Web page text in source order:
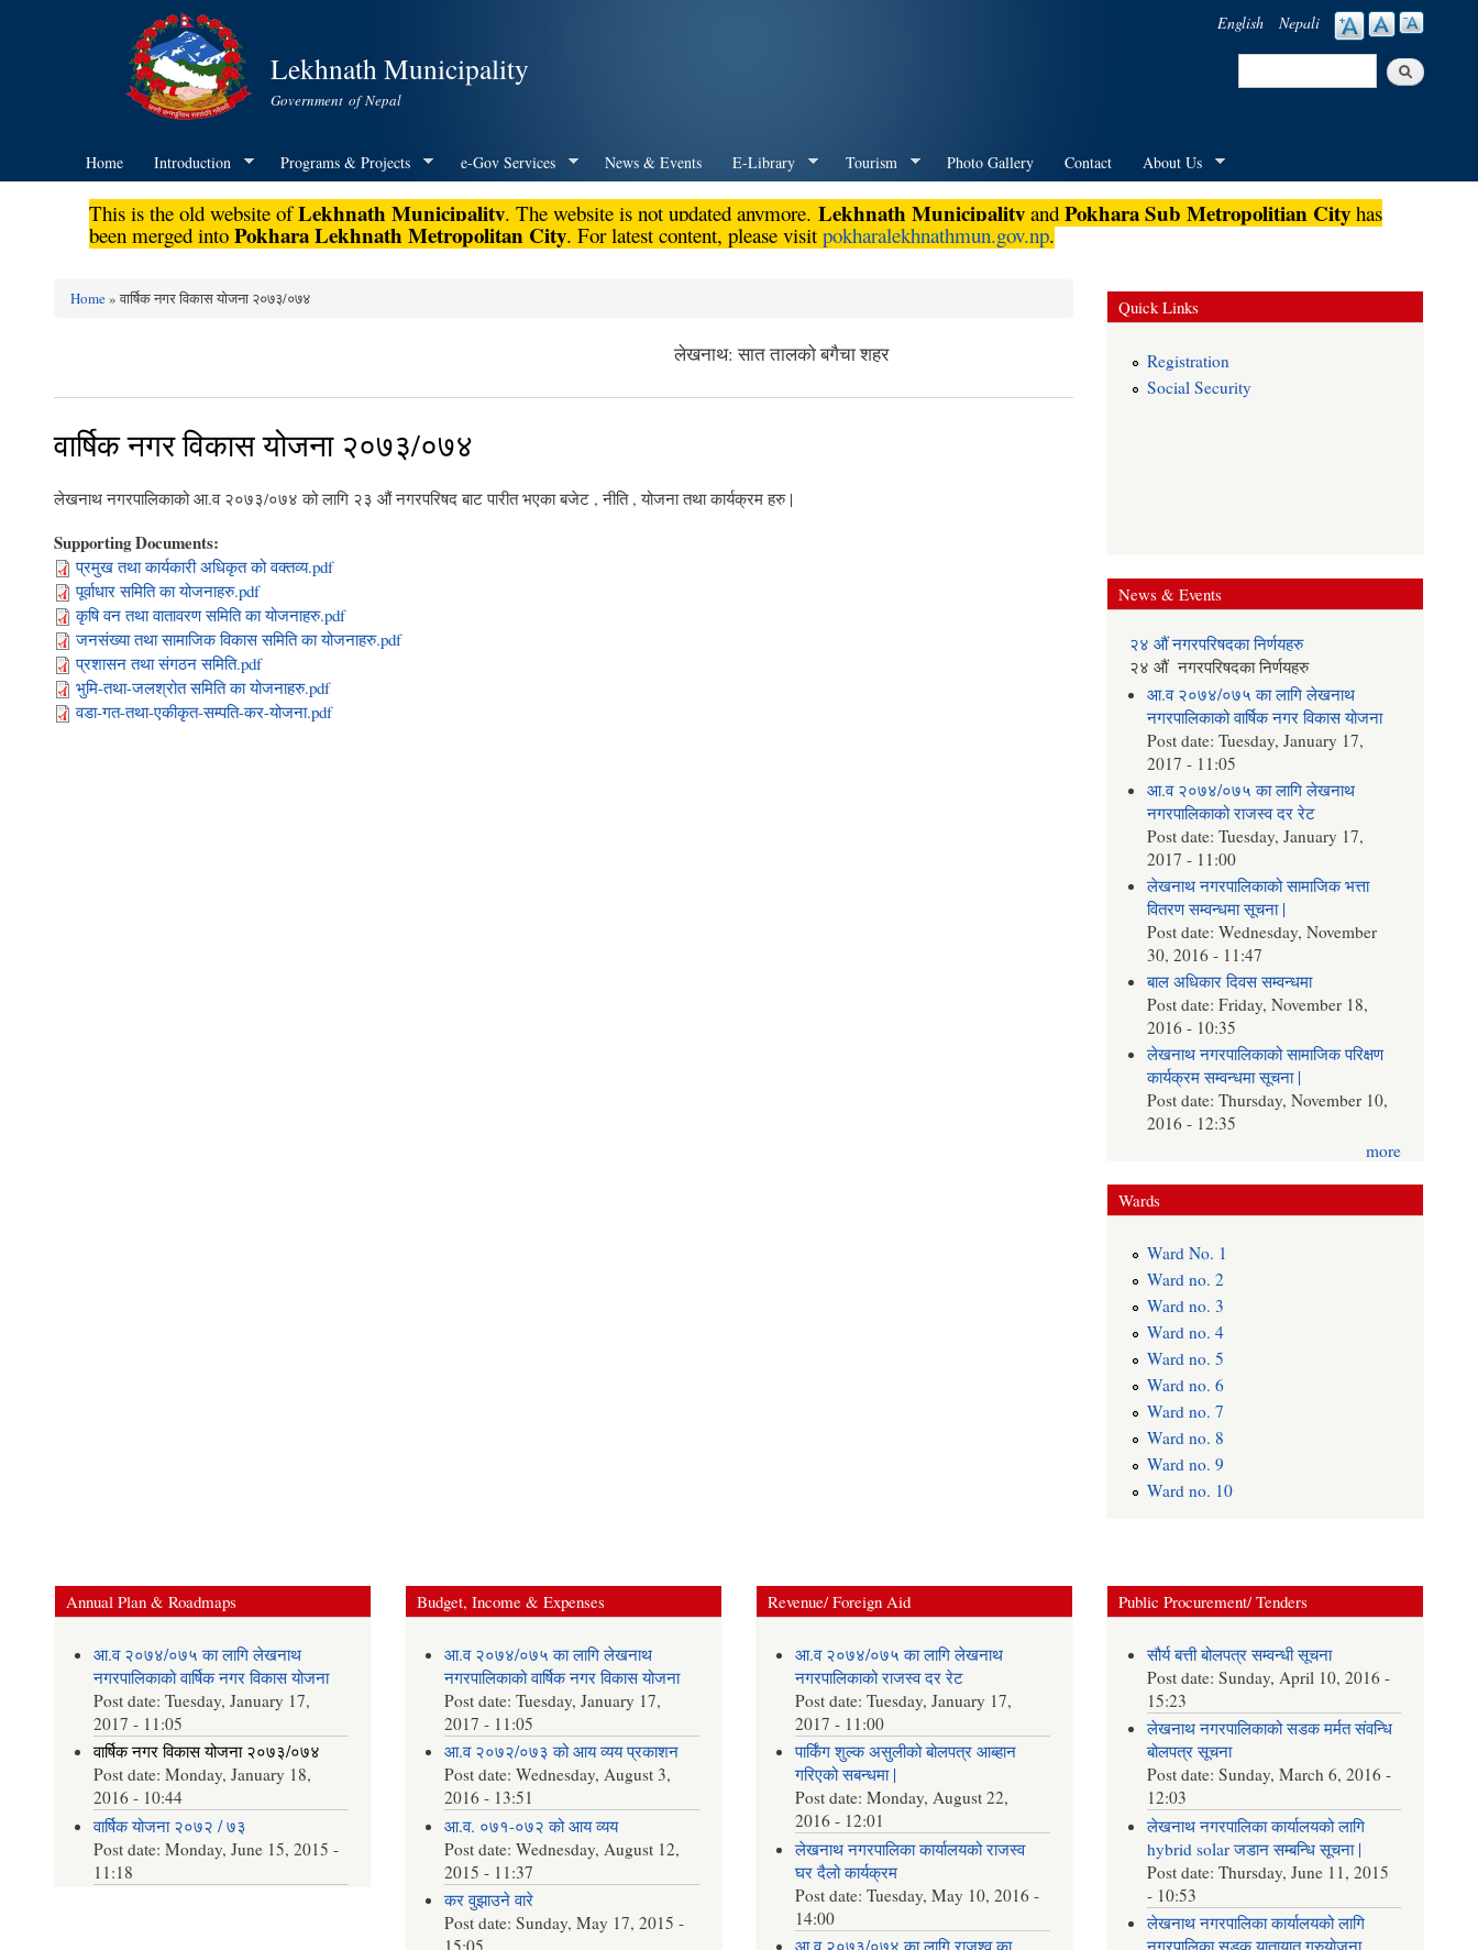
Lekhnath Municipality
Government of Nepal
English Nepali
Search
Home Introduction Programs & Projects e-Gov Services News & Events E-Library Tourism Photo Gallery Contact About Us
This is the old website ofLekhnath Municipality. The website is not updated anymore. Lekhnath Municipalityand Pokhara Sub Metropolitian Cityhas
been merged into Pokhara Lekhnath Metropolitan City. For latest content, please visit pokharalekhnathmun.gov.np.
Home» वार्षिक नगर विकास योजना २०७३/०७४
लेखनाथ: सात तालको बगैचा शहर
वार्षिक नगर विकास योजना २०७३/०७४
लेखनाथ नगरपालिकाको आ.व २०७३/०७४ को लागि २३ औं नगरपरिषद बाट पारीत भएका बजेट , नीति , योजना तथा कार्यक्रम हरु |
Supporting Documents:
प्रमुख तथा कार्यकारी अधिकृत को वक्तव्य.pdf
पूर्वाधार समिति का योजनाहरु.pdf
कृषि वन तथा वातावरण समिति का योजनाहरु.pdf
जनसंख्या तथा सामाजिक विकास समिति का योजनाहरु.pdf
प्रशासन तथा संगठन समिति.pdf
भुमि-तथा-जलश्रोत समिति का योजनाहरु.pdf
वडा-गत-तथा-एकीकृत-सम्पति-कर-योजना.pdf
Quick Links
Registration
Social Security
News & Events
२४ औं नगरपरिषदका निर्णयहरु
२४ औं नगरपरिषदका निर्णयहरु
आ.व २०७४/०७५ का लागि लेखनाथ
नगरपालिकाको वार्षिक नगर विकास योजना
Post date: Tuesday, January 17,
2017 - 11:05
आ.व २०७४/०७५ का लागि लेखनाथ
नगरपालिकाको राजस्व दर रेट
Post date: Tuesday, January 17,
2017 - 11:00
लेखनाथ नगरपालिकाको सामाजिक भत्ता
वितरण सम्वन्धमा सूचना |
Post date: Wednesday, November
30, 2016 - 11:47
बाल अधिकार दिवस सम्वन्धमा
Post date: Friday, November 18,
2016 - 10:35
लेखनाथ नगरपालिकाको सामाजिक परिक्षण
कार्यक्रम सम्वन्धमा सूचना |
Post date: Thursday, November 10,
2016 - 12:35
more
Wards
Ward No. 1
Ward no. 2
Ward no. 3
Ward no. 4
Ward no. 5
Ward no. 6
Ward no. 7
Ward no. 8
Ward no. 9
Ward no. 10
Annual Plan & Roadmaps
आ.व २०७४/०७५ का लागि लेखनाथ
नगरपालिकाको वार्षिक नगर विकास योजना
Post date: Tuesday, January 17,
2017 - 11:05
वार्षिक नगर विकास योजना २०७३/०७४
Post date: Monday, January 18,
2016 - 10:44
वार्षिक योजना २०७२ / ७३
Post date: Monday, June 15, 2015 -
11:18
Budget, Income & Expenses
आ.व २०७४/०७५ का लागि लेखनाथ
नगरपालिकाको वार्षिक नगर विकास योजना
Post date:Tuesday, January 17,
2017 - 11:05
आ.व २०७२/०७३ को आय व्यय प्रकाशन
Post date:Wednesday, August 3,
2016 - 13:51
आ.व. ०७१-०७२ को आय व्यय
Post date:Wednesday, August 12,
2015 - 11:37
कर वुझाउने वारे
Post date:Sunday, May 17, 2015 -
15:05
Revenue/ Foreign Aid
आ.व २०७४/०७५ का लागि लेखनाथ
नगरपालिकाको राजस्व दर रेट
Post date:Tuesday, January 17,
2017 - 11:00
पार्किंग शुल्क असुलीको बोलपत्र आब्हान
गरिएको सबन्धमा |
Post date:Monday, August 22,
2016 - 12:01
लेखनाथ नगरपालिका कार्यालयको राजस्व
घर दैलो कार्यक्रम
Post date:Tuesday, May 10, 2016 -
14:00
आ.व २०७३/०७४ का लागि राजश्व का
Public Procurement/ Tenders
सौर्य बत्ती बोलपत्र सम्वन्धी सूचना
Post date: Sunday, April 10, 2016 -
15:23
लेखनाथ नगरपालिकाको सडक मर्मत संवन्धि
बोलपत्र सूचना
Post date: Sunday, March 6, 2016 -
12:03
लेखनाथ नगरपालिका कार्यालयको लागि
hybrid solar जडान सम्बन्धि सूचना |
Post date: Thursday, June 11, 2015
- 10:53
लेखनाथ नगरपालिका कार्यालयको लागि
नगरपालिका सडक यातायात गुरुयोजना